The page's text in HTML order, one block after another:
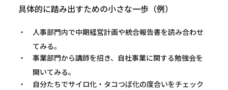
具体的に踏み出すための小さな一歩（例）
人事部門内で中期経営計画や統合報告書を読み合わせ
てみる。
事業部門から講師を招き、自社事業に関する勉強会を
開いてみる。
自分たちでサイロ化・タコつぼ化の度合いをチェック